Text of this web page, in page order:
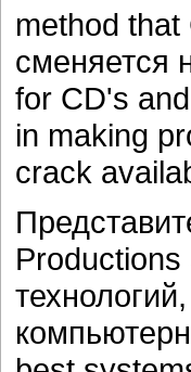
method
сменяется
for CD's
in making
crack